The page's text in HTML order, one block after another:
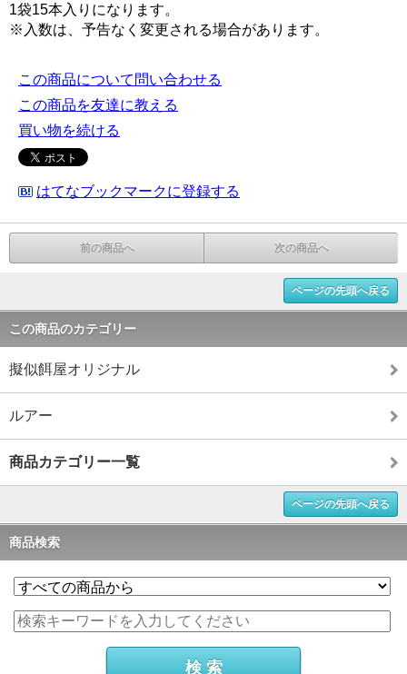
1袋15本入りになります。
※入数は、予告なく変更される場合があります。
この商品について問い合わせる
この商品を友達に教える
買い物を続ける
はてなブックマークに登録する
前の商品へ 次の商品へ
ページの先頭へ戻る
この商品のカテゴリー
擬似餌屋オリジナル
ルアー
商品カテゴリー一覧
ページの先頭へ戻る
商品検索